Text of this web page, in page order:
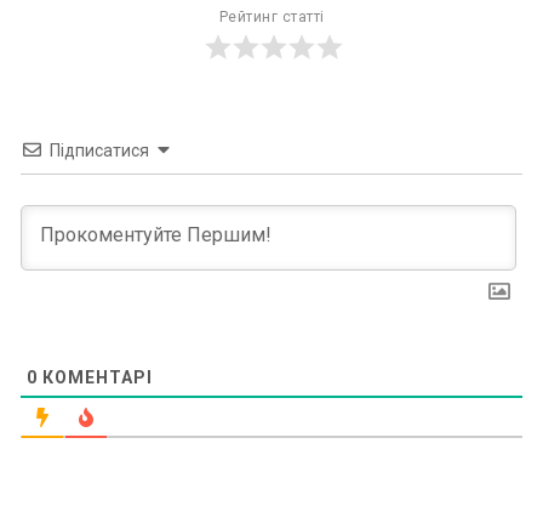
Рейтинг статті
Підписатися
0 КОМЕНТАРІ